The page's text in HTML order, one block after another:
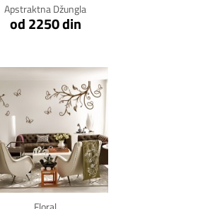
Apstraktna Džungla
od 2250 din
Klikni za detalje